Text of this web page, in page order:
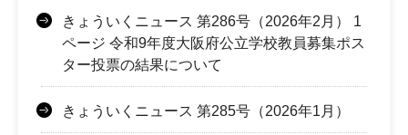
きょういくニュース 第286号（2026年2月） 1
ページ 令和9年度大阪府公立学校教員募集ポス
ター投票の結果について
きょういくニュース 第285号（2026年1月）